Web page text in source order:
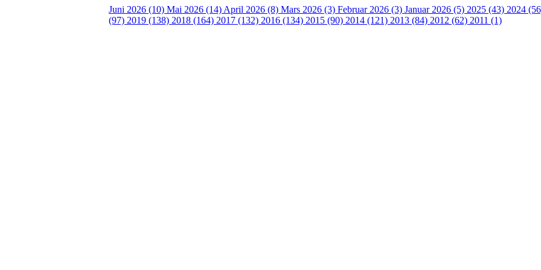
Juni 2026 (10) Mai 2026 (14) April 2026 (8) Mars 2026 (3) Februar 2026 (3) Januar 2026 (5) 2025 (43) 2024
(97) 2019 (138) 2018 (164) 2017 (132) 2016 (134) 2015 (90) 2014 (121) 2013 (84) 2012 (62) 2011 (1)